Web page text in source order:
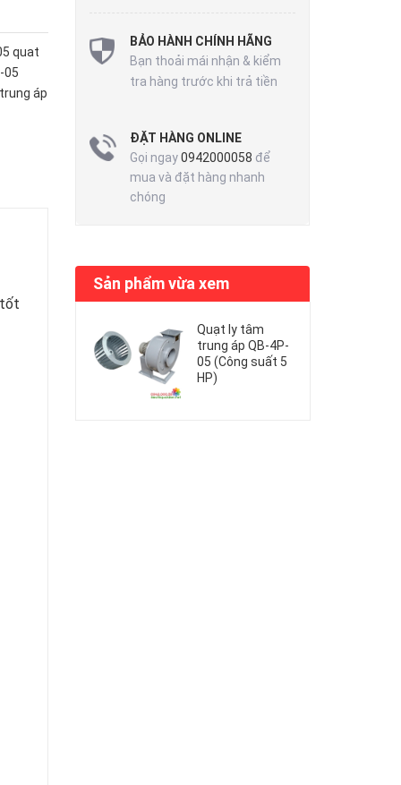
quat
05
áp
tốt
BẢO HÀNH CHÍNH HÃNG
Bạn thoải mái nhận & kiểm
tra hàng trước khi trả tiền
ĐẶT HÀNG ONLINE
Gọi ngay0942000058 để
mua và đặt hàng nhanh
chóng
Sản phẩm vừa xem
Quạt ly tâm
trung áp QB-4P-
05 (Công suất 5
HP)